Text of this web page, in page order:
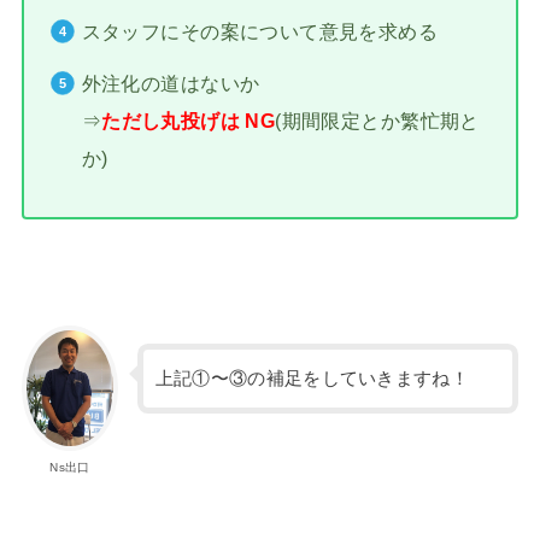
スタッフにその案について意見を求める
外注化の道はないか
⇒ただし丸投げは NG(期間限定とか繁忙期と
か)
Ns出口
上記①〜③の補足をしていきますね！